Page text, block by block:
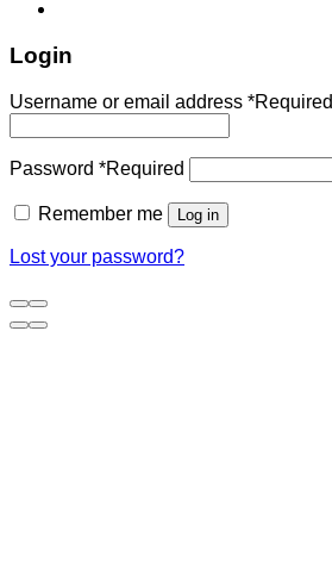
Login
Username or email address *Required
Password *Required
Remember me Log in
Lost your password?